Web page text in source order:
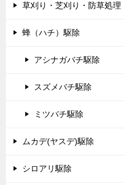
草刈り・芝刈り・防草処理
蜂（ハチ）駆除
アシナガバチ駆除
スズメバチ駆除
ミツバチ駆除
ムカデ(ヤスデ)駆除
シロアリ駆除